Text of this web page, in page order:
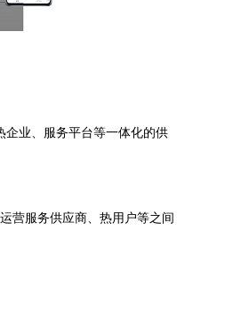
企业、服务平台等一体化的供
营服务供应商、热用户等之间